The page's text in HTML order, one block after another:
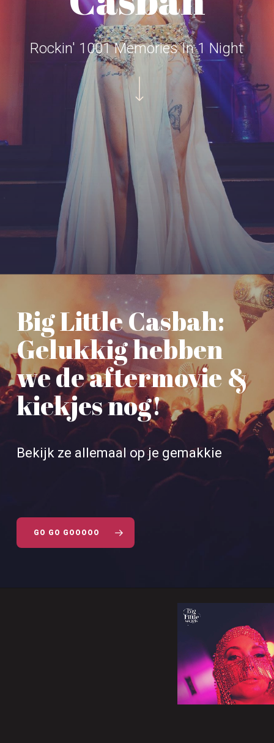
Rockin' 1001 Memories In 1 Night
Navigate to the next section
Big Little Casbah:
Gelukkig hebben
we de aftermovie &
kiekjes nog!
Bekijk ze allemaal op je gemakkie
GO GO GOOOOO